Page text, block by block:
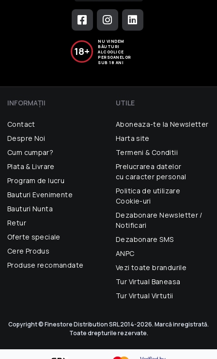
18+
NU VINDEM
BĂUTURI
ALCOOLICE
PERSOANELOR
SUB 18 ANI
INFORMAŢII
Contact
Despre Noi
Cum cumpar?
Plata & Livrare
Program de lucru
Bauturi Evenimente
Bauturi Nunta
Retur
Oferte speciale
Cere Produs
Produse recomandate
UTILE
Aboneaza-te la Newsletter
Harta site
Termeni & Conditii
Prelucrarea datelor
cu caracter personal
Politica de utilizare
Cookie-uri
Dezabonare Newsletter /
Notificari
Dezabonare SMS
ANPC
Vezi toate brandurile
Tur Virtual Baneasa
Tur Virtual Virtutii
Copyright © Finestore Distribution SRL 2014-2026. Marcă inregistrată.
Toate drepturile rezervate.